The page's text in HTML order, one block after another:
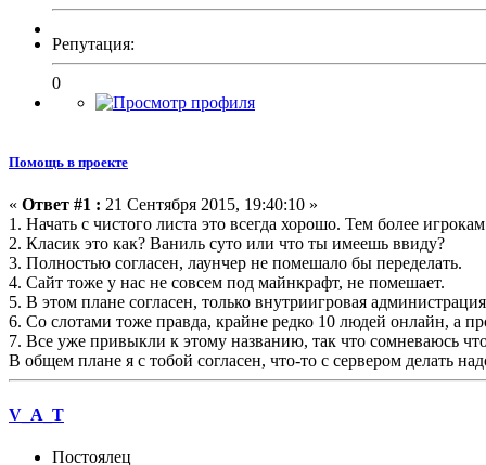
Репутация:
0
Помощь в проекте
« Ответ #1 : 21 Сентября 2015, 19:40:10 »
1. Начать с чистого листа это всегда хорошо. Тем более
2. Класик это как? Ваниль суто или что ты имеешь ввиду?
3. Полностью согласен, лаунчер не помешало бы переделать.
4. Сайт тоже у нас не совсем под майнкрафт, не помешает.
5. В этом плане согласен, только внутриигровая
6. Со слотами тоже правда, крайне редко 10 людей онлайн, а
7. Все уже привыкли к этому названию, так что сомневаюсь
В общем плане я с тобой согласен, что-то с сервером делать
V_A_T
Постоялец